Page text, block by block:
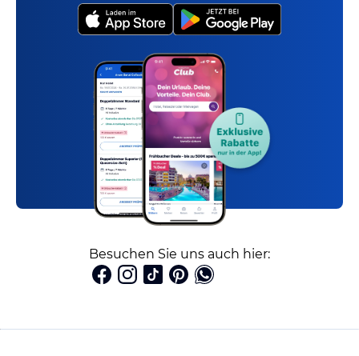
Besuchen Sie uns auch hier: